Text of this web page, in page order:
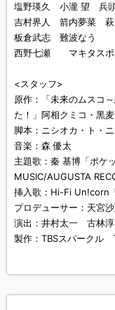
塩野瑛久 小瀧 望 兵
吉村界人 箭内夢菜
板倉武志 難波なう
西野七瀬 マキタス
<スタッフ>
原作：「未来のムスコ
た！」阿相クミコ・黒
脚本：ニシオカ・ト・
音楽：森 優太
主題歌：秦 基博「ポケ
MUSIC/AUGUSTA
挿入歌：Hi-Fi Un!corn
プロデューサー：天宮
演出：井村太一 古林
製作：TBSスパークル